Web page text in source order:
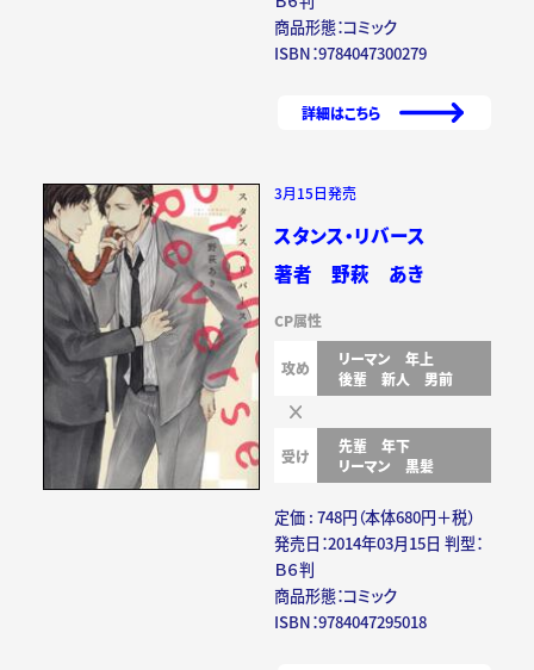
商品形態：コミック
ISBN：9784047300279
詳細はこちら
3月15日発売
スタンス・リバース
著者 野萩 あき
CP属性
攻め リーマン
年上
後輩
新人 男前
受け 先輩
年下
リーマン
黒髪
定価 : 748円（本体680円＋税）
発売日：2014年03月15日 判型：
Ｂ６判
商品形態：コミック
ISBN：9784047295018